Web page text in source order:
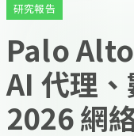
研究報告
Palo
AI 代理
2026 網